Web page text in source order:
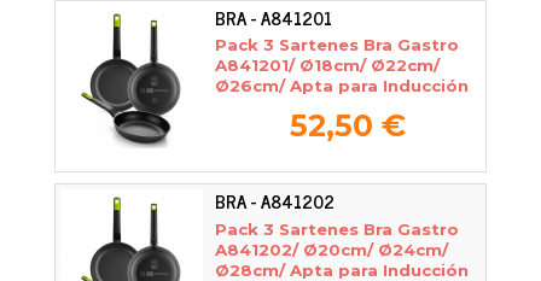
BRA - A841201
Pack 3 Sartenes Bra Gastro
A841201/ Ø18cm/ Ø22cm/
Ø26cm/ Apta para Inducción
52,50 €
BRA - A841202
Pack 3 Sartenes Bra Gastro
A841202/ Ø20cm/ Ø24cm/
Ø28cm/ Apta para Inducción